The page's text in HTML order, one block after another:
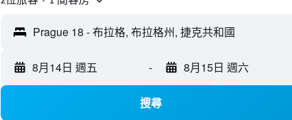
8月14日 週五 - 8月15日 週六
搜尋